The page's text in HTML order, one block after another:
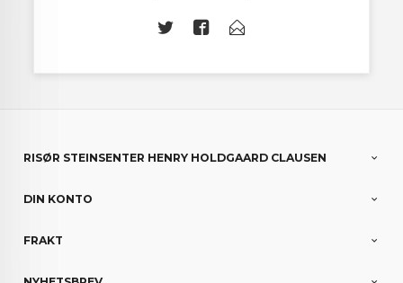
RISØR STEINSENTER HENRY HOLDGAARD CLAUSEN
DIN KONTO
FRAKT